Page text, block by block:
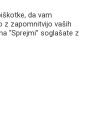
da vam
z zapomnitvijo vaših
“Sprejmi” soglašate z